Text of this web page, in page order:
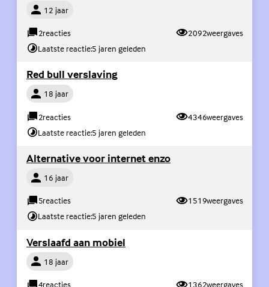
Persoon12 jaar
2reacties 2092weergaves
Laatste reactie:5 jaren geleden
Red bull verslaving
Persoon18 jaar
2reacties 4346weergaves
Laatste reactie:5 jaren geleden
Alternative voor internet enzo
Persoon16 jaar
5reacties 1519weergaves
Laatste reactie:5 jaren geleden
Verslaafd aan mobiel
Persoon18 jaar
4reacties 1362weergaves